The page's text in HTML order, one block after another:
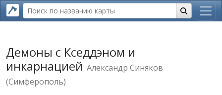
Демоны с Кседдэном и
инкарнацией Александр Синяков
(Симферополь)